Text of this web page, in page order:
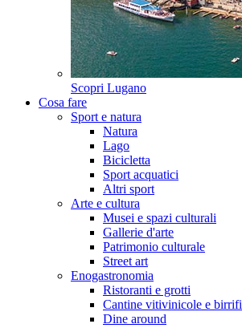
Scopri Lugano
Cosa fare
Sport e natura
Natura
Lago
Bicicletta
Sport acquatici
Altri sport
Arte e cultura
Musei e spazi culturali
Gallerie d'arte
Patrimonio culturale
Street art
Enogastronomia
Ristoranti e grotti
Cantine vitivinicole e
Dine around